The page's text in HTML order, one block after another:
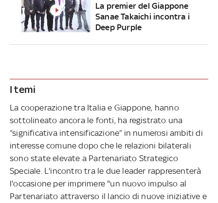
La premier del Giappone
Sanae Takaichi incontra i
Deep Purple
I temi
La cooperazione tra Italia e Giappone, hanno
sottolineato ancora le fonti, ha registrato una
“significativa intensificazione” in numerosi ambiti di
interesse comune dopo che le relazioni bilaterali
sono state elevate a Partenariato Strategico
Speciale. L'incontro tra le due leader rappresenterà
l'occasione per imprimere "un nuovo impulso al
Partenariato attraverso il lancio di nuove iniziative e